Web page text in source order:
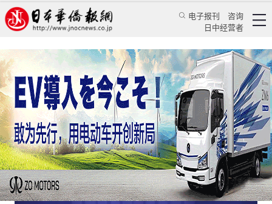
电子报刊
咨询
日中经营者
高调的美国东盟特别峰会尴尬收场
李杨 评论 国际视角
日本华侨报 2022/5/18 09:07:41